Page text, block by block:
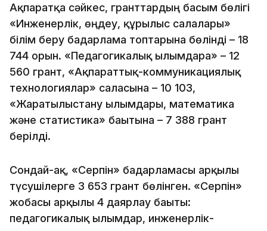
Ақпаратқа сәйкес, гранттардың басым бөлігі
«Инженерлік, өңдеу, құрылыс салалары»
білім беру бағдарлама топтарына бөлінді – 18
744 орын. «Педагогикалық ғылымдарға» – 12
560 грант, «Ақпараттық-коммуникациялық
технологиялар» саласына – 10 103,
«Жаратылыстану ғылымдары, математика
және статистика» бағытына – 7 388 грант
берілді.
Сондай-ақ, «Серпін» бағдарламасы арқылы
түсушілерге 3 653 грант бөлінген. «Серпін»
жобасы арқылы 4 даярлау бағыты:
педагогикалық ғылымдар, инженерлік-